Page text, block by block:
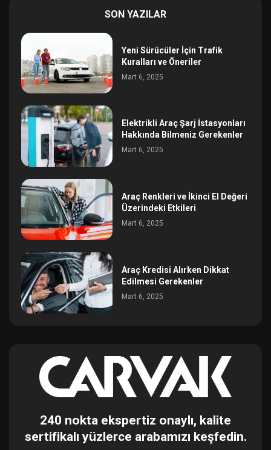
SON YAZILAR
Yeni Sürücüler İçin Trafik
Kuralları ve Öneriler
Mart 6, 2025
Elektrikli Araç Şarj İstasyonları
Hakkında Bilmeniz Gerekenler
Mart 6, 2025
Araç Renkleri ve İkinci El Değeri
Üzerindeki Etkileri
Mart 6, 2025
Araç Kredisi Alırken Dikkat
Edilmesi Gerekenler
Mart 6, 2025
240 nokta ekspertiz onaylı, kalite
sertifikalı yüzlerce arabamızı keşfedin.